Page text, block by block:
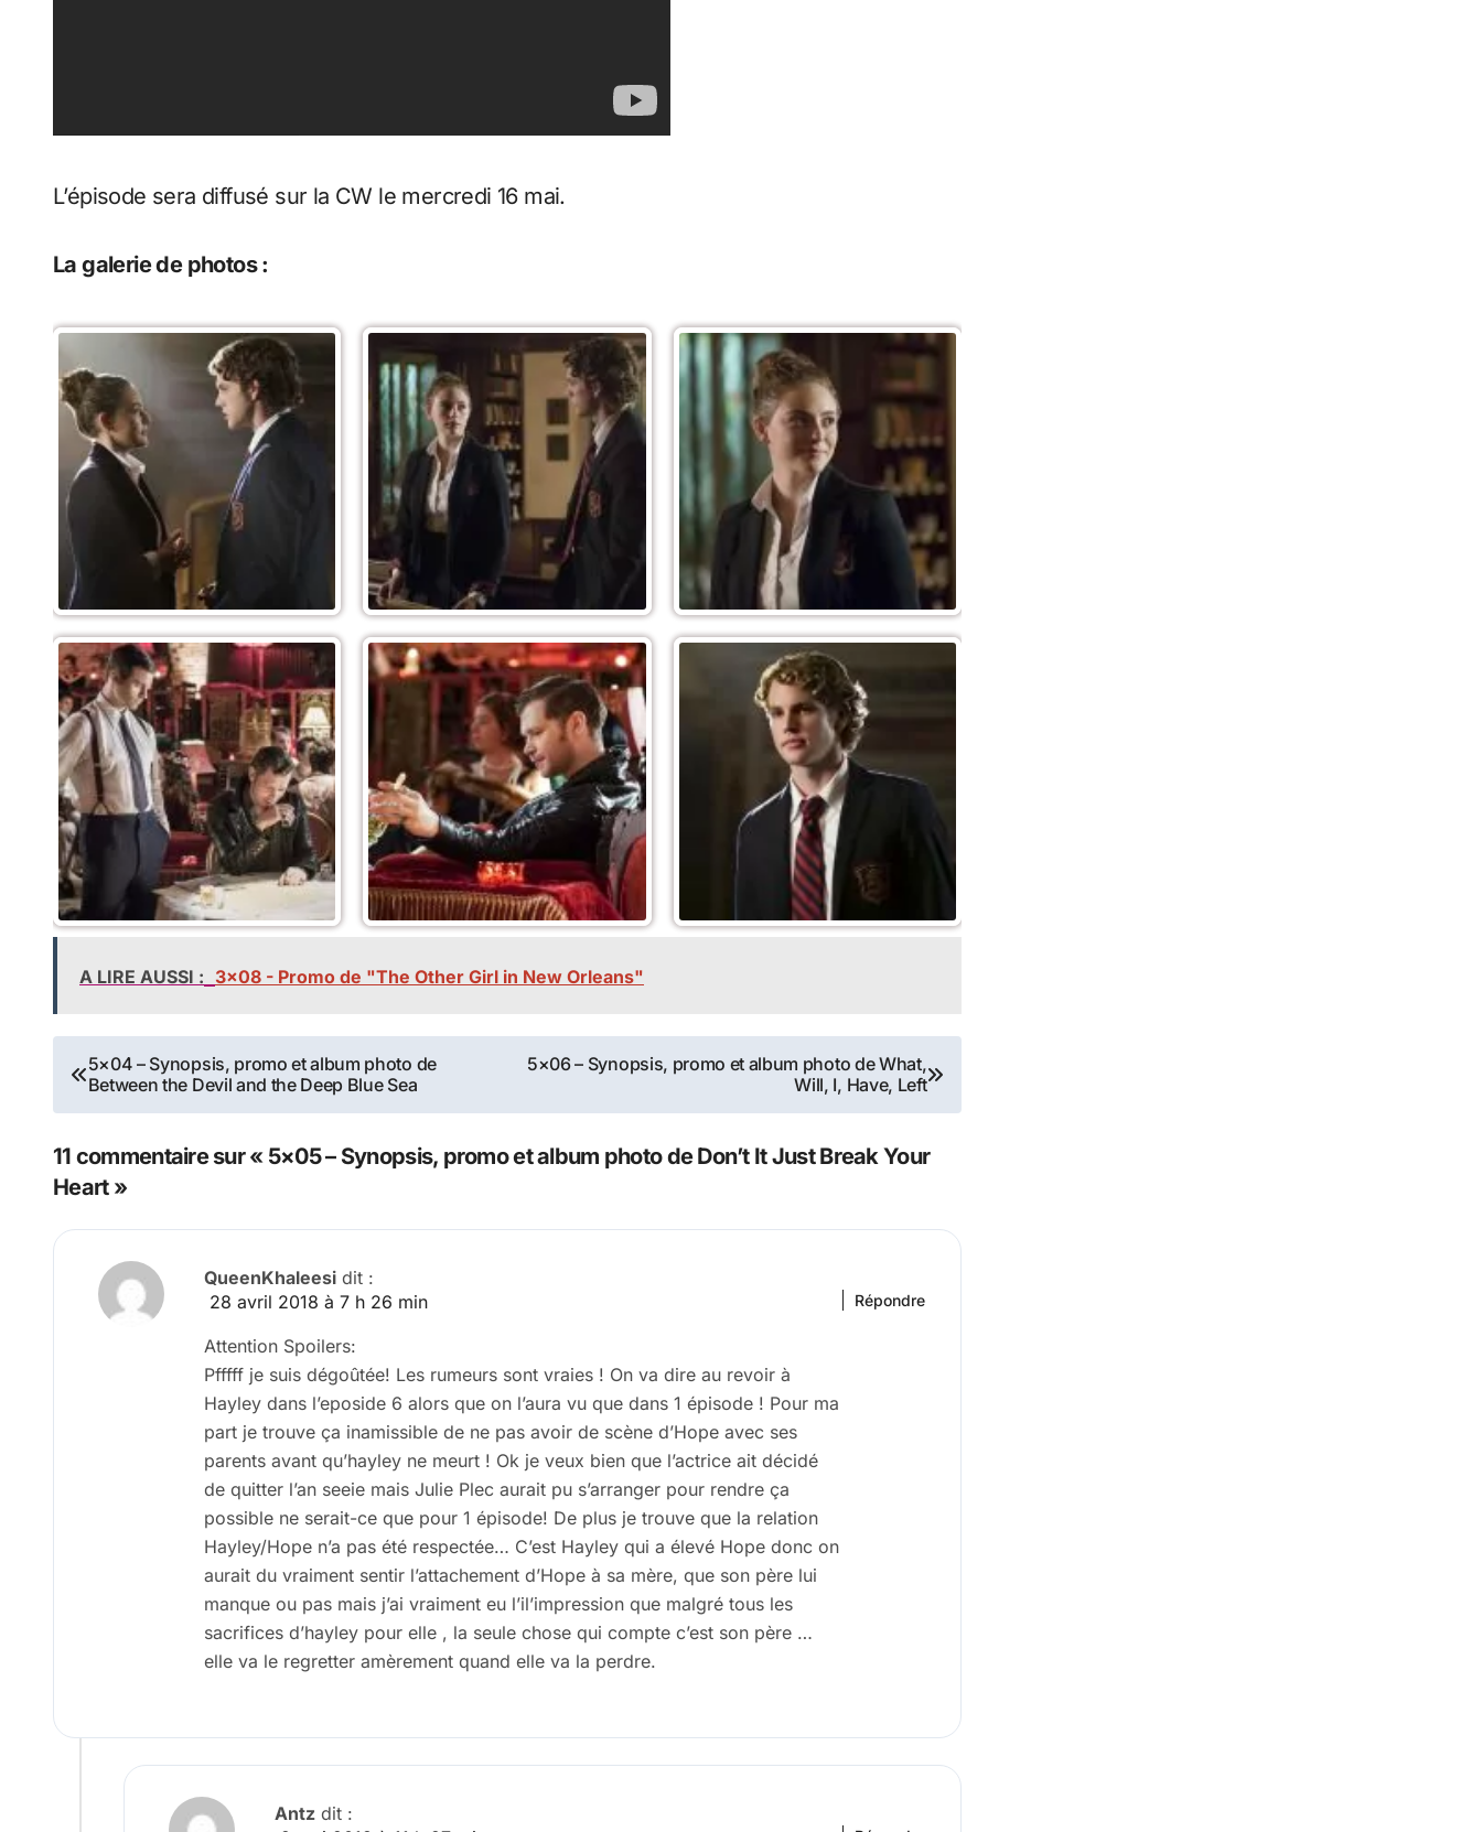
L’épisode sera diffusé sur la CW le mercredi 16 mai.
La galerie de photos :
A LIRE AUSSI : 3x08 - Promo de "The Other Girl in New Orleans"
Navigation
de
l’article
5×04 – Synopsis, promo et album photo de
Between the Devil and the Deep Blue Sea
5×06 – Synopsis, promo et album photo de What,
Will, I, Have, Left
11 commentaire sur « 5×05 – Synopsis, promo et album photo de Don’t It Just Break Your
Heart »
QueenKhaleesi dit :
28 avril 2018 à 7 h 26 min
Attention Spoilers:
Pfffff je suis dégoûtée! Les rumeurs sont vraies ! On va dire au revoir à
Hayley dans l’eposide 6 alors que on l’aura vu que dans 1 épisode ! Pour ma
part je trouve ça inamissible de ne pas avoir de scène d’Hope avec ses
parents avant qu’hayley ne meurt ! Ok je veux bien que l’actrice ait décidé
de quitter l’an seeie mais Julie Plec aurait pu s’arranger pour rendre ça
possible ne serait-ce que pour 1 épisode! De plus je trouve que la relation
Hayley/Hope n’a pas été respectée… C’est Hayley qui a élevé Hope donc on
aurait du vraiment sentir l’attachement d’Hope à sa mère, que son père lui
manque ou pas mais j’ai vraiment eu l’il’impression que malgré tous les
sacrifices d’hayley pour elle , la seule chose qui compte c’est son père …
elle va le regretter amèrement quand elle va la perdre.
Répondre
Antz dit :